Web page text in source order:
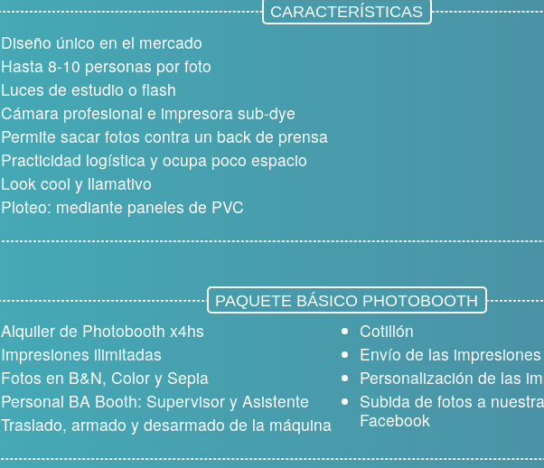
CARACTERÍSTICAS
Diseño único en el mercado
Hasta 8-10 personas por foto
Luces de estudio o flash
Cámara profesional e impresora sub-dye
Permite sacar fotos contra un back de prensa
Practicidad logística y ocupa poco espacio
Look cool y llamativo
Ploteo: mediante paneles de PVC
PAQUETE BÁSICO PHOTOBOOTH
Alquiler de Photobooth x4hs
Impresiones ilimitadas
Fotos en B&N, Color y Sepia
Personal BA Booth: Supervisor y Asistente
Traslado, armado y desarmado de la máquina
Cotillón
Envío de las
Personalización de las
Subida de fotos a
Facebook